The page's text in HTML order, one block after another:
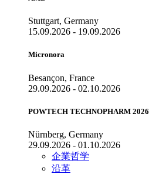
Stuttgart, Germany
15.09.2026 - 19.09.2026
Micronora
Besançon, France
29.09.2026 - 02.10.2026
POWTECH TECHNOPHARM 2026
Nürnberg, Germany
29.09.2026 - 01.10.2026
企業哲学
沿革